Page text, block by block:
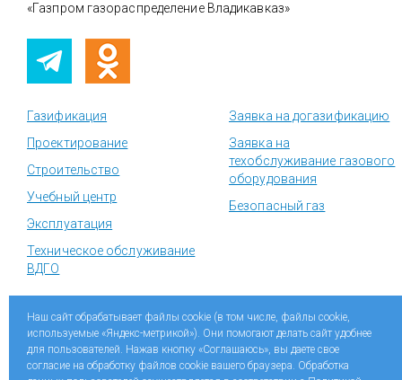
«Газпром газораспределение Владикавказ»
Газификация
Проектирование
Строительство
Учебный центр
Эксплуатация
Техническое обслуживание
ВДГО
Заявка на догазификацию
Заявка на
техобслуживание газового
оборудования
Безопасный газ
Социальные сети «Газпром межрегионгаз»
Разработка сайтаWeb Robot
Наш сайт обрабатывает файлы cookie (в том числе, файлы cookie,
используемые «Яндекс-метрикой»). Они помогают делать сайт удобнее
для пользователей. Нажав кнопку «Соглашаюсь», вы даете свое
согласие на обработку файлов cookie вашего браузера. Обработка